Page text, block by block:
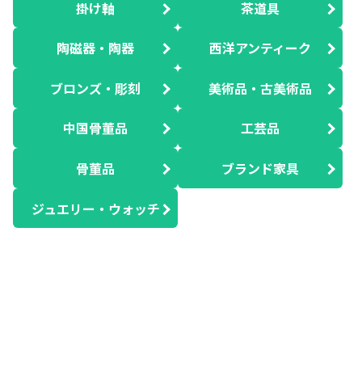
掛け軸 茶道具
陶磁器・陶器 西洋アンティーク
ブロンズ・彫刻 美術品・古美術品
中国骨董品 工芸品
骨董品 ブランド家具
ジュエリー・ウォッチ